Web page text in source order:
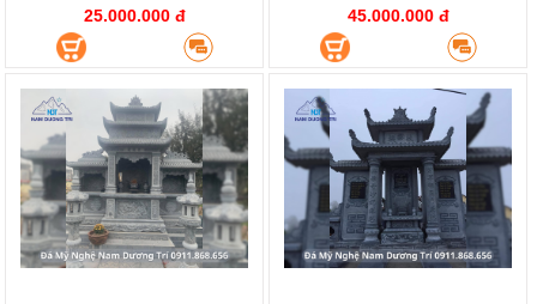
25.000.000 đ
45.000.000 đ